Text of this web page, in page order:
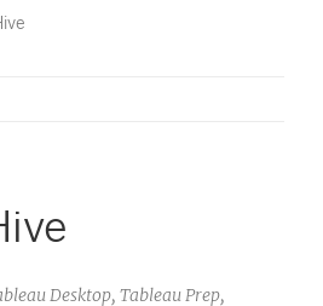
Desktop, Tableau Prep,